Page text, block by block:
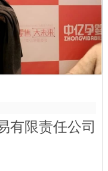
有限责任公司